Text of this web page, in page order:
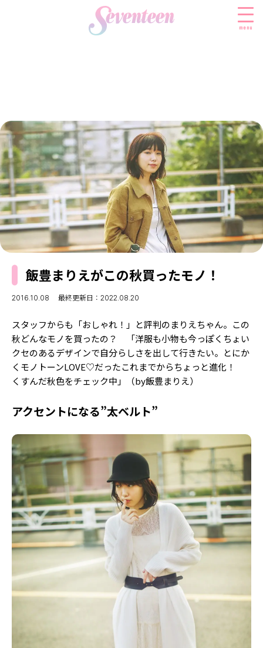
menu
FASHION
ファッションニュース
モデル私服
着回し
着痩せ
BEAUTY
ビューティニュース
トレンドメイク
ベストコスメ
ヘアアレンジ・ヘアケア
スキンケア
ボディケア
SCHOOL
スクールニュース
制服コーデ
学校ヘアメイク
勉強・受験・進路
ENTERTAINMENT
エンタメニュース
なにわ男子
K-POP
LIFESTYLE
ライフスタイルニュース
JKランキング・アワード
モデルの購入品
おでかけ
JK TREND
MODELS
MODEL'S BLOG
Instagram
YouTube
FORTUNE
ゲッターズ飯田
MISS SEVENTEEN
ミスセブンティーンニュース
MAGAZINE
バックナンバー
INFORMATION
Seventeenについて
Follow us
ST member
新規会員登録・ログイン
飯豊まりえがこの秋買ったモノ！
2016.10.08 最終更新日：2022.08.20
スタッフからも「おしゃれ！」と評判のまりえちゃん。この
秋どんなモノを買ったの？ 「洋服も小物も今っぽくちょい
クセのあるデザインで自分らしさを出して行きたい。とにか
くモノトーンLOVE♡だったこれまでからちょっと進化！
くすんだ秋色をチェック中」（by飯豊まりえ）
アクセントになる”太ベルト”